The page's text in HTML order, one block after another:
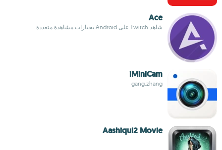
Ace
شاهد Twitch على Android بخيارات مشاهدة متعددة
iMiniCam
gang.zhang
Aashiqui2 Movie